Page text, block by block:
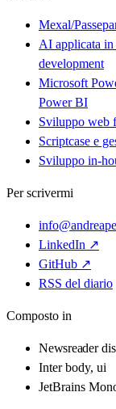
Mexal/
AI applicata in
development
Microsoft
Power BI
Sviluppo web
Scriptcase e
Sviluppo in-
Per scrivermi
LinkedIn ↗
GitHub ↗
RSS del diario
Composto in
Newsreader
Inter body, ui
JetBrains